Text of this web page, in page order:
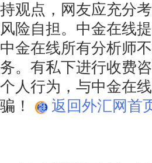
持观点，网友应充分
风险自担。中金在线
中金在线所有分析师
务。有私下进行收费
个人行为，与中金在
骗！
返回外汇网首